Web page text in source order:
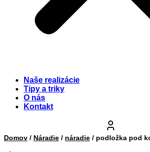
Naše realizácie
Tipy a triky
O nás
Kontakt
Domov / Náradie / náradie / podložka pod